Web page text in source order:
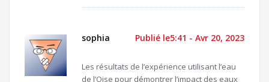
sophia Publié le5:41 - Avr 20, 2023
Les résultats de l’expérience utilisant l’eau
de l’Oise pour démontrer l’impact des eaux